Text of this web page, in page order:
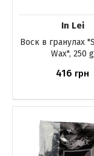
In Lei
Воск в гранулах
Wax", 250 g
416 грн